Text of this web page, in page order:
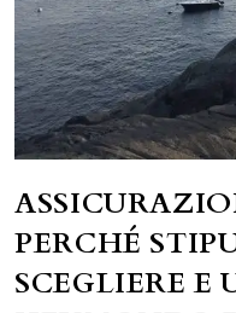
PERCHÉ
SCEGLIERE E